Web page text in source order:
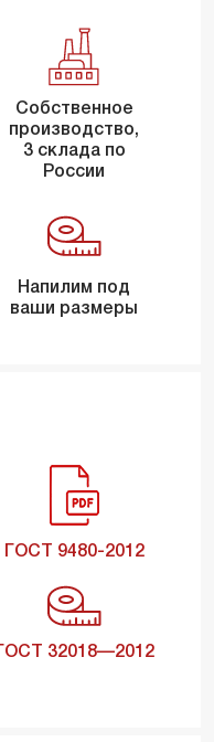
Собственное
производство,
3 склада по
России
Напилим под
ваши размеры
ГОСТ 9480-2012
ГОСТ 32018—2012